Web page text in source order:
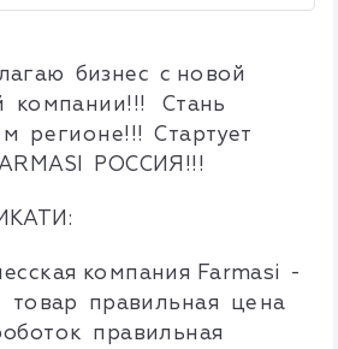
с новой
компании!!! Стань
регионе!!! Стартует
РОССИЯ!!!
компания Farmasi -
товар правильная цена
правильная